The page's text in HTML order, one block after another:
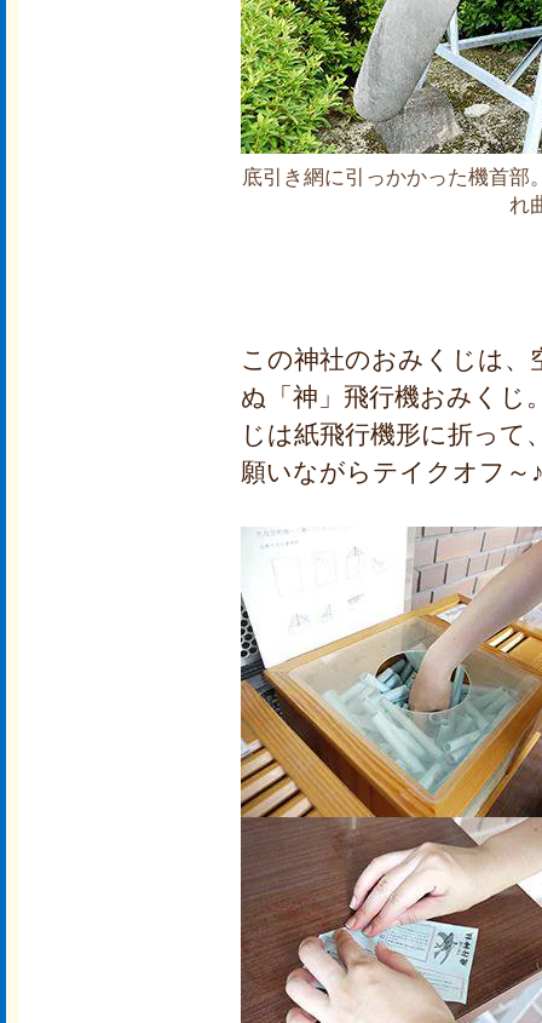
底引き網に引っかかった機首部
れ
この神社のおみくじは、
ぬ「神」飛行機おみくじ
じは紙飛行機形に折って
願いながらテイクオフ～